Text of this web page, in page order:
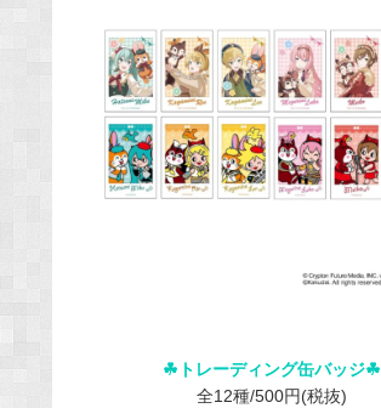
☘︎トレーディング缶バッジ☘︎
全12種/500円(税抜)